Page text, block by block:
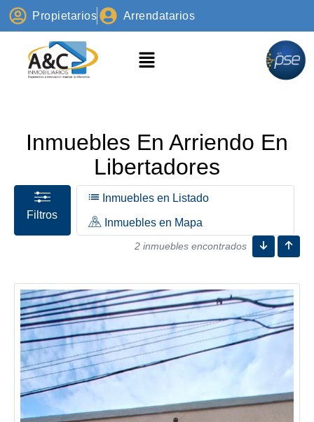
Propietarios Arrendatarios
Inmuebles En Arriendo En
Libertadores
Filtros
Inmuebles en Listado
Inmuebles en Mapa
2 inmuebles encontrados